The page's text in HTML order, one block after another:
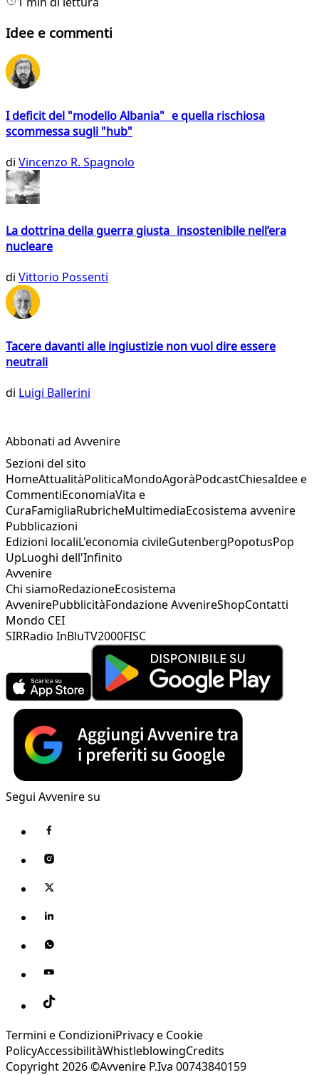
Idee e commenti
I deficit del "modello Albania" e quella rischiosa
scommessa sugli "hub"
di Vincenzo R. Spagnolo
La dottrina della guerra giusta insostenibile nell’era
nucleare
di Vittorio Possenti
Tacere davanti alle ingiustizie non vuol dire essere
neutrali
di Luigi Ballerini
Abbonati ad Avvenire
Sezioni del sito
HomeAttualitàPoliticaMondoAgoràPodcastChiesaIdee e
CommentiEconomiaVita e
CuraFamigliaRubricheMultimediaEcosistema avvenire
Pubblicazioni
Edizioni localiL'economia civileGutenbergPopotusPop
UpLuoghi dell'Infinito
Avvenire
Chi siamoRedazioneEcosistema
AvvenirePubblicitàFondazione AvvenireShopContatti
Mondo CEI
SIRRadio InBluTV2000FISC
Segui Avvenire su
Termini e CondizioniPrivacy e Cookie
PolicyAccessibilitàWhistleblowingCredits
Copyright 2026 ©Avvenire P.Iva 00743840159